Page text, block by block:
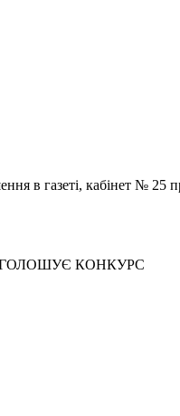
в газеті, кабінет № 25
ОГОЛОШУЄ КОНКУРС